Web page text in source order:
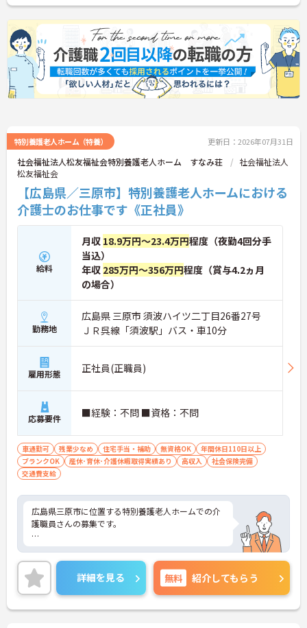
■ 未経験から成長を目指せる環境
資格取得とキャリア形成を目指せる環境です
・無資格の方も応募可能です
・資格取得支援制度を利用できます
各種手当や賞与で安定した収入を目指せます
・賞与3.9ヶ月の過去実績があります
・夜勤手当の支給があります
・扶養手当や住居手当があります
→ 長期的な生活設計を立てやすい環境です♪
■ 利用者様に寄り添える介護
一人ひとりに向き合った介護を実践できます
・食事や排泄などの日常生活支援を行います
・健康管理や口腔ケアを担当します
・看取り期の支援にも携われます
→ 幅広い介護経験を積みながら成長できます♪
特別養護老人ホーム（特養） 更新日：2026年07月31日
社会福祉法人松友福祉会特別養護老人ホーム すなみ荘
社会福祉法人
松友福祉会
【広島県／三原市】特別養護老人ホームにおける
介護士のお仕事です《正社員》
給料
月収 18.9万円～23.4万円程度（夜勤4回分手
当込）
年収 285万円～356万円程度（賞与4.2ヵ月
の場合）
勤務地
広島県 三原市 須波ハイツ二丁目26番27号
ＪＲ呉線「須波駅」バス・車10分
雇用形態 正社員(正職員)
応募要件 ■経験：不問 ■資格：不問
車通勤可 残業少なめ 住宅手当・補助 無資格OK
年間休日110日以上
ブランクOK
産休･育休･介護休暇取得実績あり 高収入
社会保険完備
交通費支給
広島県三原市に位置する特別養護老人ホームでの介
護職員さんの募集です。
無資格・未経験の方でもエントリーして頂けます。
残業少なめなのでプライベートの時間もしっかり確
保出来ます。
詳細を見る 無料 紹介してもらう